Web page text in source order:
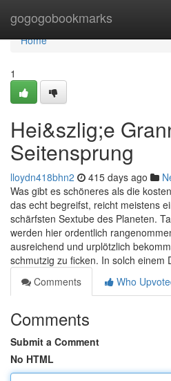
gogogobookmarks
Home
Home
1
Hei&szlig;e
Seitensprung
lloydn418bhn2 415 days ago
Was gibt es schöneres als die
das echt begreifst, reicht meistens
schärfsten Sextube des Planeten.
werden hier ordentlich
ausreichend und urplötzlich
schmutzig zu ficken. In solch einem
Comments
Who
Comments
Submit a Comment
No HTML